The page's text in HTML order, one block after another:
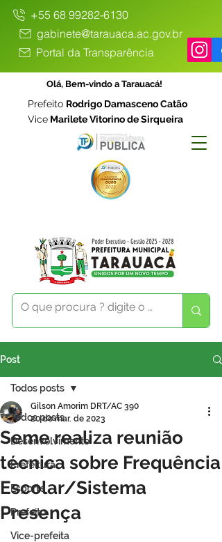
+55 68 99282-6130
gabinete@tarauaca.ac.gov.br
Portal da Transparência
Olá, Bem-vindo a Tarauacá!
Prefeito Rodrigo Damasceno Catão
Vice Marilete Vitorino de Sirqueira
Post
Todos posts
Desenvolvimento
Prefeitura
Esporte
Prefeito
Vice-prefeita
Todos posts
Seme realiza reunião
técnica sobre Frequência
Escolar/Sistema
Presença
Gilson Amorim DRT/AC 390
20 de mar. de 2023